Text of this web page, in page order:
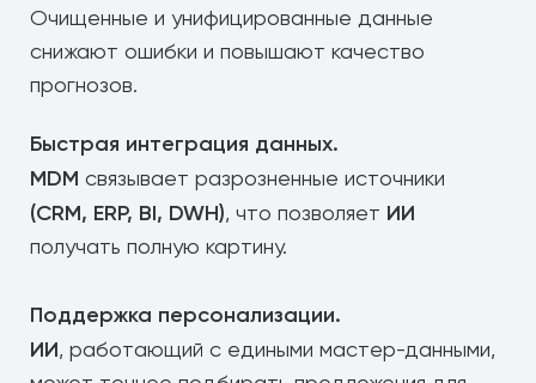
Очищенные и унифицированные данные
снижают ошибки и повышают качество
прогнозов.
Быстрая интеграция данных.
MDMсвязывает разрозненные источники
(CRM, ERP, BI, DWH), что позволяет ИИ
получать полную картину.
Поддержка персонализации.
ИИ, работающий с едиными мастер-данными,